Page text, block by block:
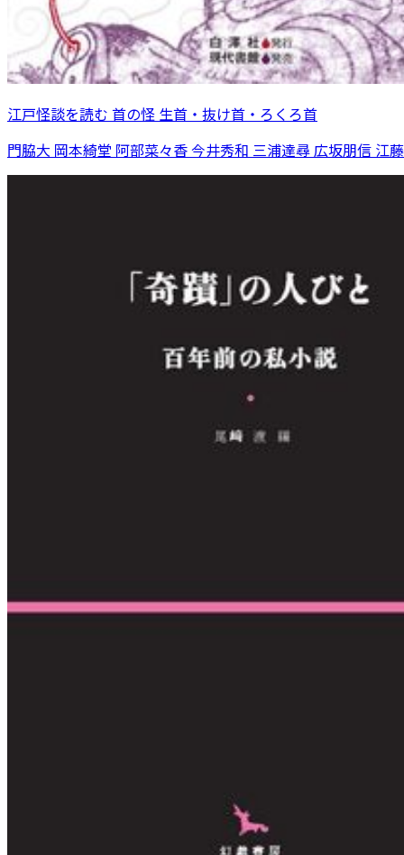
江戸怪談を読む 首の怪 生首・抜け首・ろくろ首
門脇大 岡本綺堂 阿部菜々香 今井秀和 三浦達尋 広坂朋信 江